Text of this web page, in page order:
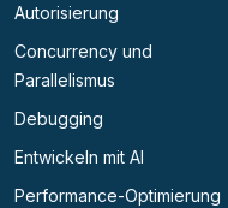
Autorisierung
Concurrency und
Parallelismus
Debugging
Entwickeln mit AI
Performance-Optimierung